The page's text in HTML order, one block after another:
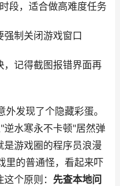
段，适合做高难度任务
制关闭游戏窗口
，记得截图报错界面再
发现了个隐藏彩蛋。
逆水寒永不卡顿"居然弹
游戏圈的程序员浪漫
里的普通怪，看起来吓
个原则： 先查本地问